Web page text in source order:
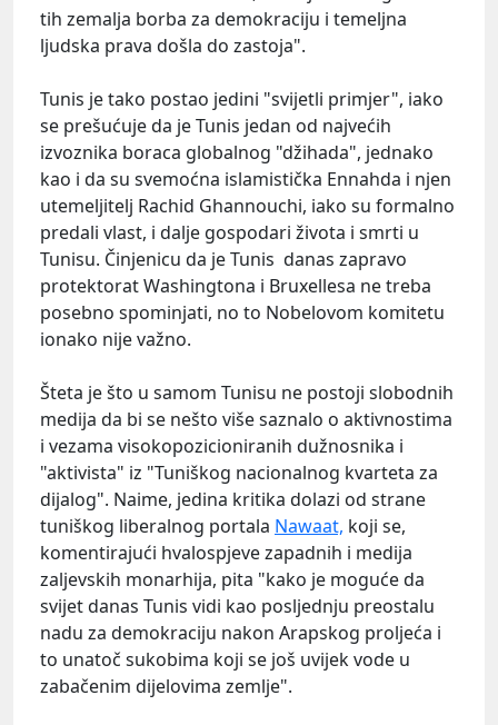
tih zemalja borba za demokraciju i temeljna
ljudska prava došla do zastoja".
Tunis je tako postao jedini "svijetli primjer", iako
se prešućuje da je Tunis jedan od najvećih
izvoznika boraca globalnog "džihada", jednako
kao i da su svemoćna islamistička Ennahda i njen
utemeljitelj Rachid Ghannouchi, iako su formalno
predali vlast, i dalje gospodari života i smrti u
Tunisu. Činjenicu da je Tunis danas zapravo
protektorat Washingtona i Bruxellesa ne treba
posebno spominjati, no to Nobelovom komitetu
ionako nije važno.
Šteta je što u samom Tunisu ne postoji slobodnih
medija da bi se nešto više saznalo o aktivnostima
i vezama visokopozicioniranih dužnosnika i
"aktivista" iz "Tuniškog nacionalnog kvarteta za
dijalog". Naime, jedina kritika dolazi od strane
tuniškog liberalnog portala Nawaat, koji se,
komentirajući hvalospjeve zapadnih i medija
zaljevskih monarhija, pita "kako je moguće da
svijet danas Tunis vidi kao posljednju preostalu
nadu za demokraciju nakon Arapskog proljeća i
to unatoč sukobima koji se još uvijek vode u
zabačenim dijelovima zemlje".